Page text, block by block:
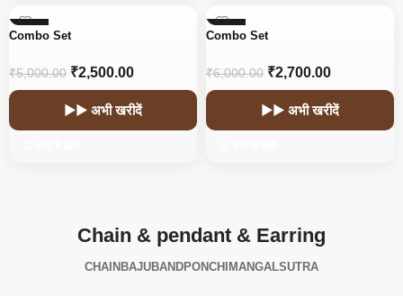
-50%
Combo Set
₹5,000.00 ₹2,500.00
▶▶ अभी खरीदें
-55%
Combo Set
₹6,000.00 ₹2,700.00
▶▶ अभी खरीदें
Chain & pendant & Earring
CHAIN BAJUBANDPONCHI MANGALSUTRA